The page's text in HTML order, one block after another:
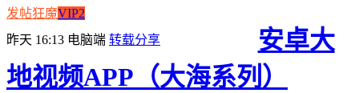
发帖狂魔VIP2
昨天 16:13 电脑端 转载分享
安卓大
地视频APP（大海系列）